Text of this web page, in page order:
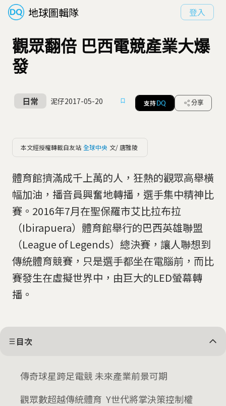
地球圖輯隊 登入
觀眾翻倍 巴西電競產業大爆
發
日常 泥仔2017-05-20 支持 DQ 分享
本文經授權轉載自友站 全球中央 文/ 唐雅陵
體育館擠滿成千上萬的人，狂熱的觀眾高舉橫
幅加油，播音員興奮地轉播，選手集中精神比
賽。2016年7月在聖保羅市艾比拉布拉
（Ibirapuera）體育館舉行的巴西英雄聯盟
（League of Legends）總決賽，讓人聯想到
傳統體育競賽，只是選手都坐在電腦前，而比
賽發生在虛擬世界中，由巨大的LED螢幕轉
播。
目次
傳奇球星跨足電競 未來產業前景可期
觀眾數超越傳統體育 Y世代將掌決策控制權